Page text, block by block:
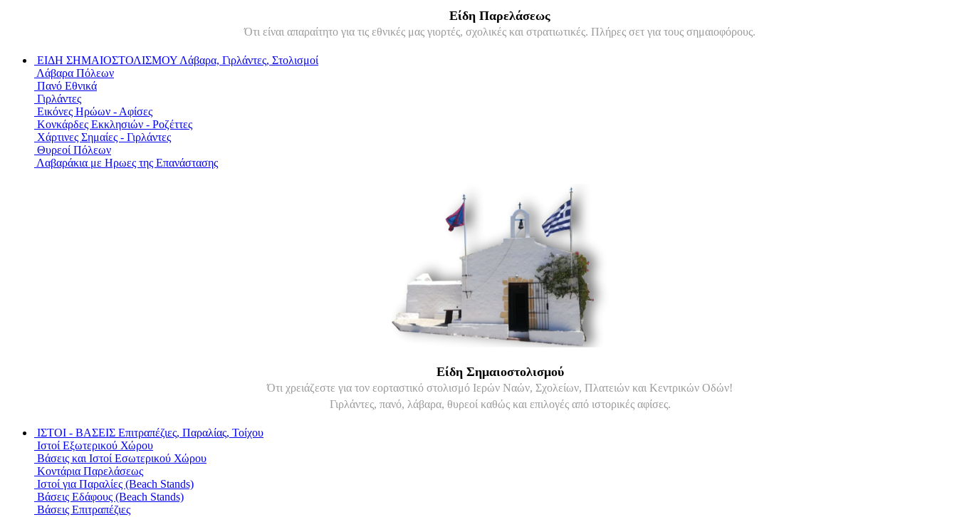
Είδη Παρελάσεως
Ότι είναι απαραίτητο για τις εθνικές μας γιορτές, σχολικές και στρατιωτικές. Πλήρες σετ για τους σημαιοφόρους.
ΕΙΔΗ ΣΗΜΑΙΟΣΤΟΛΙΣΜΟΥ Λάβαρα, Γιρλάντες, Στολισμοί
Λάβαρα Πόλεων
Πανό Εθνικά
Γιρλάντες
Εικόνες Ηρώων - Αφίσες
Κονκάρδες Εκκλησιών - Ροζέττες
Χάρτινες Σημαίες - Γιρλάντες
Θυρεοί Πόλεων
Λαβαράκια με Ηρωες της Επανάστασης
Είδη Σημαιοστολισμού
Ότι χρειάζεστε για τον εορταστικό στολισμό Ιερών Ναών, Σχολείων, Πλατειών και Κεντρικών Οδών!
Γιρλάντες, πανό, λάβαρα, θυρεοί καθώς και επιλογές από ιστορικές αφίσες.
ΙΣΤΟΙ - ΒΑΣΕΙΣ Επιτραπέζιες, Παραλίας, Τοίχου
Ιστοί Εξωτερικού Χώρου
Βάσεις και Ιστοί Εσωτερικού Χώρου
Κοντάρια Παρελάσεως
Ιστοί για Παραλίες (Beach Stands)
Βάσεις Εδάφους (Beach Stands)
Βάσεις Επιτραπέζιες